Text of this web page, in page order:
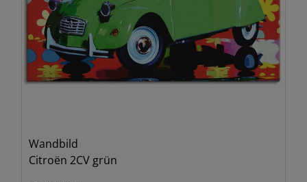
Wandbild
Citroën 2CV grün